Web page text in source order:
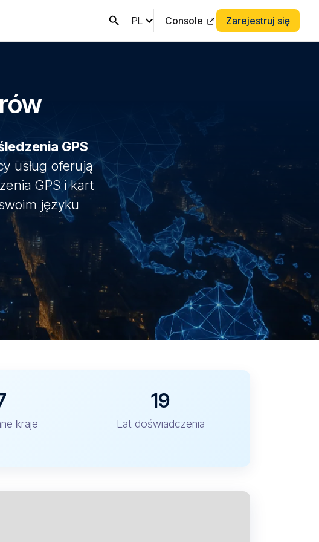
PL Console Zarejestruj się
GPS
usług oferują
GPS i kart
języku
kraje
19
Lat doświadczenia